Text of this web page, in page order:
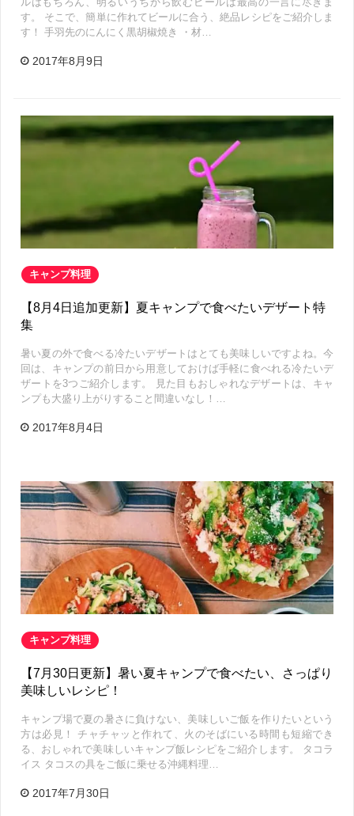
す。 そこで、簡単に作れてビールに合う、絶品レシピをご紹介しま
す！ 手羽先のにんにく黒胡椒焼き ・材…
2017年8月9日
キャンプ料理
【8月4日追加更新】夏キャンプで食べたいデザート特
集
暑い夏の外で食べる冷たいデザートはとても美味しいですよね。今
回は、キャンプの前日から用意しておけば手軽に食べれる冷たいデ
ザートを3つご紹介します。 見た目もおしゃれなデザートは、キャ
ンプも大盛り上がりすること間違いなし！…
2017年8月4日
キャンプ料理
【7月30日更新】暑い夏キャンプで食べたい、さっぱり
美味しいレシピ！
キャンプ場で夏の暑さに負けない、美味しいご飯を作りたいという
方は必見！ チャチャッと作れて、火のそばにいる時間も短縮でき
る、おしゃれで美味しいキャンプ飯レシピをご紹介します。 タコラ
イス タコスの具をご飯に乗せる沖縄料理…
2017年7月30日